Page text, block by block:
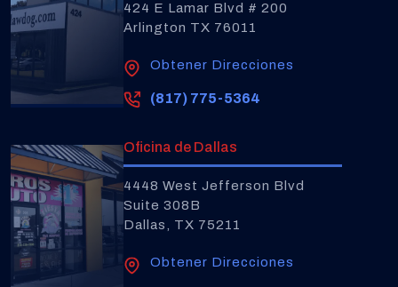
424 E Lamar Blvd # 200
Arlington TX 76011
Obtener Direcciones
(817) 775-5364
Oficina de Dallas
4448 West Jefferson Blvd
Suite 308B
Dallas, TX 75211
Obtener Direcciones